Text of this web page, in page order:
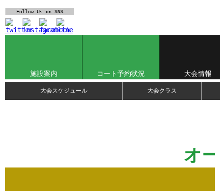
Follow Us on SNS
施設案内 コート予約状況 大会情報
大会スケジュール 大会クラス
オ